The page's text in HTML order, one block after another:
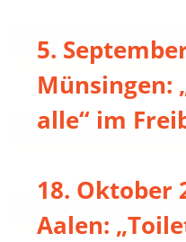
5.
Münsingen:
alle“ im
18. Oktober
Aalen: